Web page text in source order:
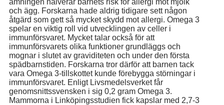
amningen halverar barnets risk för allergi mot mjölk
och ägg. Forskarna hade aldrig tidigare sett någon
åtgärd som gett så mycket skydd mot allergi. Omega 3
spelar en viktig roll vid utvecklingen av celler i
immunförsvaret. Mycket talar också för att
immunförsvarets olika funktioner grundläggs och
mognar i slutet av graviditeten och under den första
spädbarnstiden. Forskarna tror därför att barnen tack
vara Omega 3-tillskottet kunde förebygga störningar i
immunförsvaret. Enligt Livsmedelsverket får
genomsnittssvensken i sig 0,2 gram Omega 3.
Mammorna i Linköpingsstudien fick kapslar med 2,7-3